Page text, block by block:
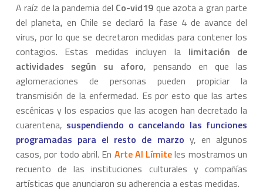
A raíz de la pandemia del Co-vid19 que azota a gran parte
del planeta, en Chile se declaró la fase 4 de avance del
virus, por lo que se decretaron medidas para contener los
contagios. Estas medidas incluyen la limitación de
actividades según su aforo, pensando en que las
aglomeraciones de personas pueden propiciar la
transmisión de la enfermedad. Es por esto que las artes
escénicas y los espacios que las acogen han decretado la
cuarentena, suspendiendo o cancelando las funciones
programadas para el resto de marzo y, en algunos
casos, por todo abril. En Arte Al Límiteles mostramos un
recuento de las instituciones culturales y compañías
artísticas que anunciaron su adherencia a estas medidas.